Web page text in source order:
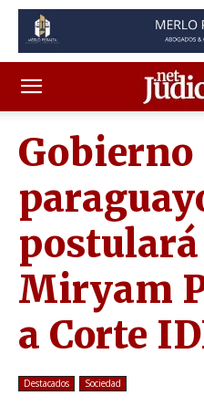
Gobierno
postulará
Miryam
a Corte
Destacados Sociedad